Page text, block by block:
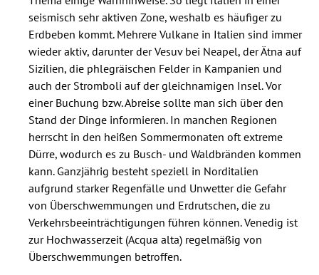
seismisch sehr aktiven Zone, weshalb es häufiger zu
Erdbeben kommt. Mehrere Vulkane in Italien sind immer
wieder aktiv, darunter der Vesuv bei Neapel, der Ätna auf
Sizilien, die phlegräischen Felder in Kampanien und
auch der Stromboli auf der gleichnamigen Insel. Vor
einer Buchung bzw. Abreise sollte man sich über den
Stand der Dinge informieren. In manchen Regionen
herrscht in den heißen Sommermonaten oft extreme
Dürre, wodurch es zu Busch- und Waldbränden kommen
kann. Ganzjährig besteht speziell in Norditalien
aufgrund starker Regenfälle und Unwetter die Gefahr
von Überschwemmungen und Erdrutschen, die zu
Verkehrsbeeinträchtigungen führen können. Venedig ist
zur Hochwasserzeit (Acqua alta) regelmäßig von
Überschwemmungen betroffen.